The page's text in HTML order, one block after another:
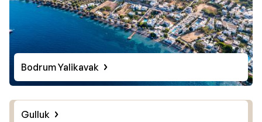
Bodrum Yalikavak
Gulluk